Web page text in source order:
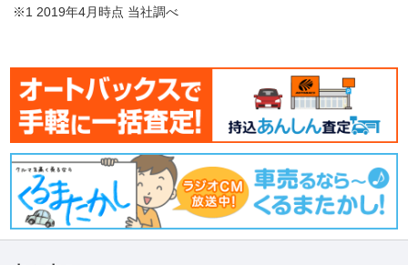
※1 2019年4月時点 当社調べ